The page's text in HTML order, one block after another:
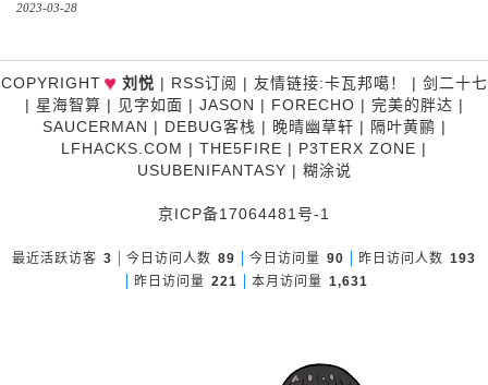
2023-03-28
COPYRIGHT♥ 刘悦 | RSS订阅 | 友情链接:卡瓦邦噶！ | 剑二十七
| 星海智算 | 见字如面 | JASON | FORECHO | 完美的胖达 |
SAUCERMAN | DEBUG客栈 | 晚晴幽草轩 | 隔叶黄鹂 |
LFHACKS.COM | THE5FIRE | P3TERX ZONE |
USUBENIFANTASY | 糊涂说
京ICP备17064481号-1
最近活跃访客 3 今日访问人数 89 今日访问量 90 昨日访问人数 193
昨日访问量 221 本月访问量 1,631